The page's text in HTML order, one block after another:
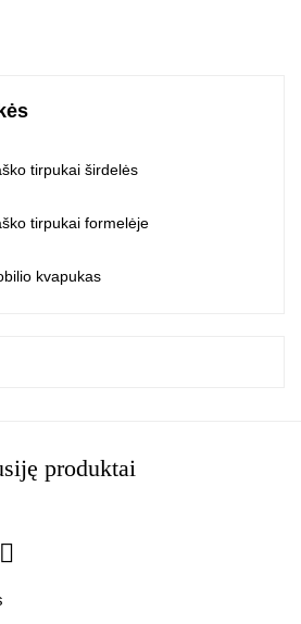
tirpukai širdelės
tirpukai formelėje
kvapukas
produktai